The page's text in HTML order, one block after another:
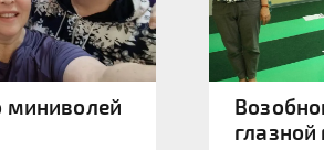
миниволей